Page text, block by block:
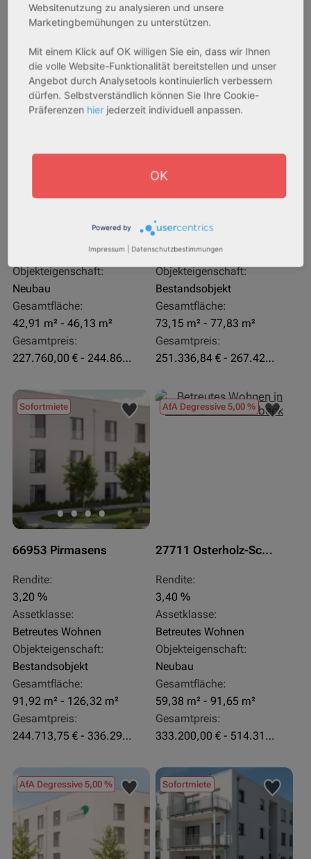
AfA Degressive 5,00 %
Rendite:
Pflegeapartment
Objekteigenschaft:
Neubau
Gesamtfläche:
42,91 m² - 46,13 m²
Gesamtpreis:
227.760,00 € - 244.860,00 €
Sofortmiete
32469 Petershagen
Rendite:
4,07 %
Assetklasse:
Pflegeapartment
Objekteigenschaft:
Bestandsobjekt
Gesamtfläche:
73,15 m² - 77,83 m²
Gesamtpreis:
251.336,84 € - 267.420,00 €
Sofortmiete
66953 Pirmasens
Rendite:
3,20 %
Assetklasse:
Betreutes Wohnen
Objekteigenschaft:
Bestandsobjekt
Gesamtfläche:
91,92 m² - 126,32 m²
Gesamtpreis:
244.713,75 € - 336.292 €
AfA Degressive 5,00 %
27711 Osterholz-Scharmbeck
Rendite:
3,40 %
Assetklasse:
Betreutes Wohnen
Objekteigenschaft:
Neubau
Gesamtfläche:
59,38 m² - 91,65 m²
Gesamtpreis:
333.200,00 € - 514.310,00 €
AfA Degressive 5,00 % Sofortmiete
Websitenutzung zu analysieren und unsere
Marketingbemühungen zu unterstützen.
Mit einem Klick auf OK willigen Sie ein, dass wir Ihnen
die volle Website-Funktionalität bereitstellen und unser
Angebot durch Analysetools kontinuierlich verbessern
dürfen. Selbstverständlich können Sie Ihre Cookie-
Präferenzen hier jederzeit individuell anpassen.
OK
Powered by
Impressum Datenschutzbestimmungen